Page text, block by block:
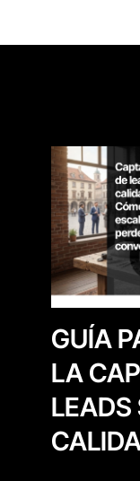
GUÍA
LA
LEADS